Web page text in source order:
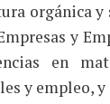
orgánica
y
en
y empleo,